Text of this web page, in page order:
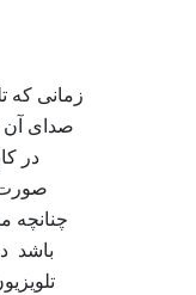
زمانی که
صدای
در
صورت
چنانچه
باشد